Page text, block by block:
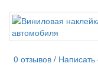
0 отзывов / Написать